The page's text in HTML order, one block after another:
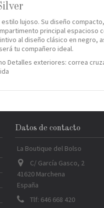
lujoso. Su diseño
principal espacioso
al diseño clásico en
tu compañero ideal.
exteriores: correa
Datos de contacto
La Boutique del Bolso
C/ García Gasco, 2
41620 Marchena
España
Tlf: 646 668 420